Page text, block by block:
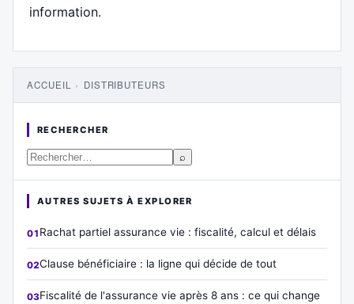
information.
ACCUEIL › DISTRIBUTEURS
RECHERCHER
⌕
AUTRES SUJETS À EXPLORER
Rachat partiel assurance vie : fiscalité, calcul et délais
Clause bénéficiaire : la ligne qui décide de tout
Fiscalité de l'assurance vie après 8 ans : ce qui change